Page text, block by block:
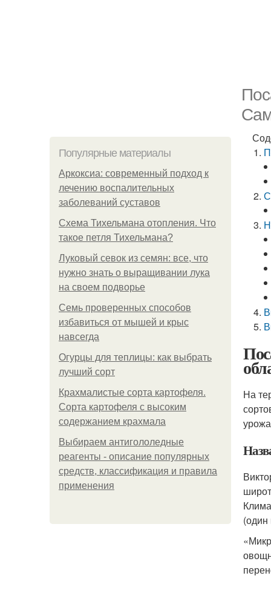
Популярные материалы
Аркоксиа: современный подход к
лечению воспалительных
заболеваний суставов
Схема Тихельмана отопления. Что
такое петля Тихельмана?
Луковый севок из семян: все, что
нужно знать о выращивании лука
на своем подворье
Семь проверенных способов
избавиться от мышей и крыс
навсегда
Огурцы для теплицы: как выбрать
лучший сорт
Крахмалистые сорта картофеля.
Сорта картофеля с высоким
содержанием крахмала
Выбираем антигололедные
реагенты - описание популярных
средств, классификация и правила
применения
На
(один